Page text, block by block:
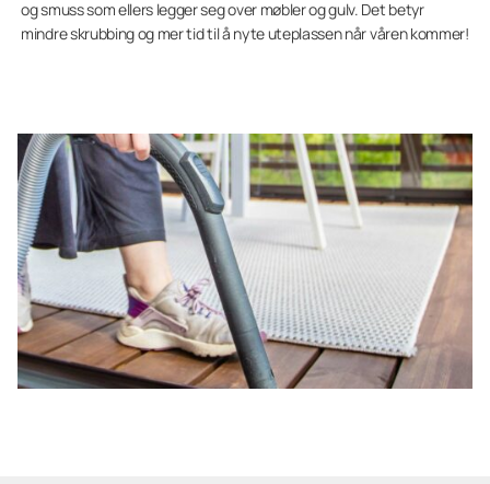
og smuss som ellers legger seg over møbler og gulv. Det betyr
mindre skrubbing og mer tid til å nyte uteplassen når våren kommer!